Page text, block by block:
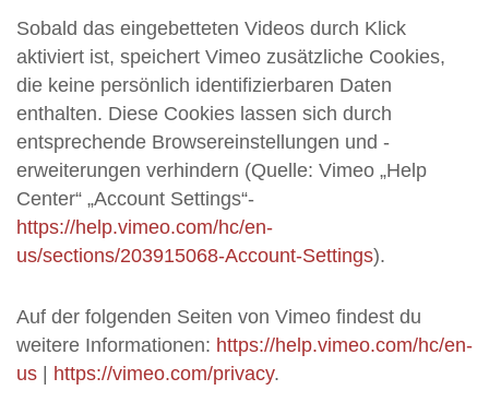
Sobald das eingebetteten Videos durch Klick
aktiviert ist, speichert Vimeo zusätzliche Cookies,
die keine persönlich identifizierbaren Daten
enthalten. Diese Cookies lassen sich durch
entsprechende Browsereinstellungen und -
erweiterungen verhindern (Quelle: Vimeo „Help
Center“ „Account Settings“-
https://help.vimeo.com/hc/en-
us/sections/203915068-Account-Settings).
Auf der folgenden Seiten von Vimeo findest du
weitere Informationen: https://help.vimeo.com/hc/en-
us
https://vimeo.com/privacy.